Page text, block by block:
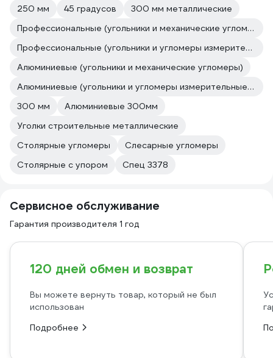
250 мм
45 градусов
300 мм металлические
Профессиональные (угольники и механические угломеры)
Профессиональные (угольники и угломеры измерительные и разметочные)
Алюминиевые (угольники и механические угломеры)
Алюминиевые (угольники и угломеры измерительные и разметочные)
300 мм
Алюминиевые 300мм
Уголки строительные металлические
Столярные угломеры
Слесарные угломеры
Столярные с упором
Спец 3378
Сервисное обслуживание
Гарантия производителя 1 год
120 дней обмен и возврат
Вы можете вернуть товар, который не был
использован
Подробнее